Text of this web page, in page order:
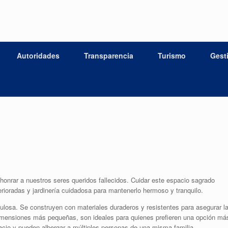
Autoridades Transparencia Turismo
a nuestros seres queridos fallecidos. Cuidar este espacio sagrado
y jardinería cuidadosa para mantenerlo hermoso y tranquilo.
Se construyen con materiales duraderos y resistentes para asegurar la
más pequeñas, son ideales para quienes prefieren una opción